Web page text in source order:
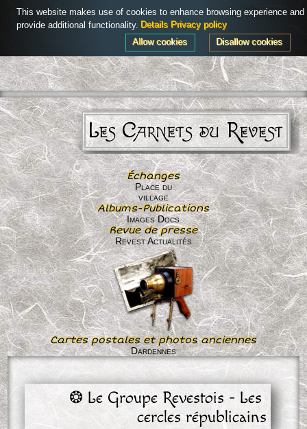
Menu
Les Carnets du Revest
Connexion
Place du
village
Échanges
Images Docs
Albums-Publications
Revest Actualités
Revue de presse
Dardennes
Cartes postales et photos anciennes
❂ Le Groupe Revestois - Les
cercles républicains
Powered byAdHoc CMS
This website makes use of cookies to enhance browsing experience and
provide additional functionality. Details Privacy policy
Disallow cookies
Allow cookies